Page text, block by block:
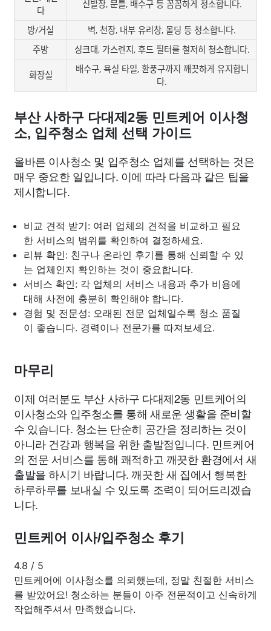
다
신발장, 문틀, 배수구 등 꼼꼼하게 청소합니다.
방/거실
벽, 천장, 내부 유리창, 몰딩 등 청소합니다.
주방
싱크대, 가스렌지, 후드 필터를 철저히 청소합니다.
화장실
배수구, 욕실 타일, 환풍구까지 깨끗하게 유지합니
다.
부산 사하구 다대제2동 민트케어 이사청
소, 입주청소 업체 선택 가이드
올바른 이사청소 및 입주청소 업체를 선택하는 것은
매우 중요한 일입니다. 이에 따라 다음과 같은 팁을
제시합니다.
비교 견적 받기: 여러 업체의 견적을 비교하고 필요
한 서비스의 범위를 확인하여 결정하세요.
리뷰 확인: 친구나 온라인 후기를 통해 신뢰할 수 있
는 업체인지 확인하는 것이 중요합니다.
서비스 확인: 각 업체의 서비스 내용과 추가 비용에
대해 사전에 충분히 확인해야 합니다.
경험 및 전문성: 오래된 전문 업체일수록 청소 품질
이 좋습니다. 경력이나 전문가를 따져보세요.
마무리
이제 여러분도 부산 사하구 다대제2동 민트케어의
이사청소와 입주청소를 통해 새로운 생활을 준비할
수 있습니다. 청소는 단순히 공간을 정리하는 것이
아니라 건강과 행복을 위한 출발점입니다. 민트케어
의 전문 서비스를 통해 쾌적하고 깨끗한 환경에서 새
출발을 하시기 바랍니다. 깨끗한 새 집에서 행복한
하루하루를 보내실 수 있도록 조력이 되어드리겠습
니다.
민트케어 이사/입주청소 후기
4.8 / 5
민트케어에 이사청소를 의뢰했는데, 정말 친절한 서비스
를 받았어요! 청소하는 분들이 아주 전문적이고 신속하게
작업해주셔서 만족했습니다.